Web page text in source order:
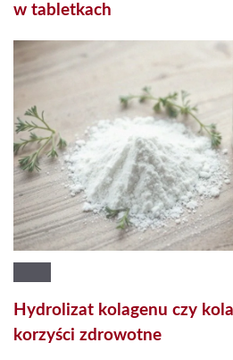
w tabletkach
Hydrolizat kolagenu czy
korzyści zdrowotne